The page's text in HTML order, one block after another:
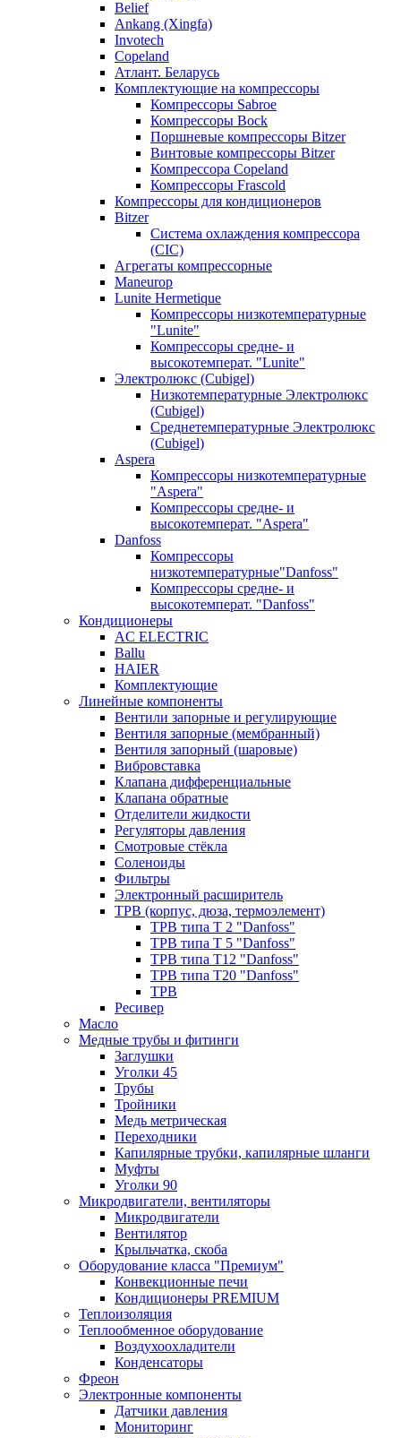
Belief
Ankang (Xingfa)
Invotech
Copeland
Атлант. Беларусь
Комплектующие на компрессоры
Компрессоры Sabroe
Компрессоры Bock
Поршневые компрессоры Bitzer
Винтовые компрессоры Bitzer
Компрессора Copeland
Компрессоры Frascold
Компрессоры для кондиционеров
Bitzer
Система охлаждения компрессора
(CIC)
Агрегаты компрессорные
Maneurop
Lunite Hermetique
Компрессоры низкотемпературные
"Lunite"
Компрессоры средне- и
высокотемперат. "Lunite"
Электролюкс (Cubigel)
Низкотемпературные Электролюкс
(Cubigel)
Среднетемпературные Электролюкс
(Cubigel)
Aspera
Компрессоры низкотемпературные
"Aspera"
Компрессоры средне- и
высокотемперат. "Aspera"
Danfoss
Компрессоры
низкотемпературные"Danfoss"
Компрессоры средне- и
высокотемперат. "Danfoss"
Кондиционеры
AC ELECTRIC
Ballu
HAIER
Комплектующие
Линейные компоненты
Вентили запорные и регулирующие
Вентиля запорные (мембранный)
Вентиля запорный (шаровые)
Вибровставка
Клапана дифференциальные
Клапана обратные
Отделители жидкости
Регуляторы давления
Смотровые стёкла
Соленоиды
Фильтры
Электронный расширитель
ТРВ (корпус, дюза, термоэлемент)
ТРВ типа Т 2 "Danfoss"
ТРВ типа Т 5 "Danfoss"
ТРВ типа Т12 "Danfoss"
ТРВ типа Т20 "Danfoss"
ТРВ
Ресивер
Масло
Медные трубы и фитинги
Заглушки
Уголки 45
Трубы
Тройники
Медь метрическая
Переходники
Капилярные трубки, капилярные шланги
Муфты
Уголки 90
Микродвигатели, вентиляторы
Микродвигатели
Вентилятор
Крыльчатка, скоба
Оборудование класса "Премиум"
Конвекционные печи
Кондиционеры PREMIUM
Теплоизоляция
Теплообменное оборудование
Воздухоохладители
Конденсаторы
Фреон
Электронные компоненты
Датчики давления
Мониторинг